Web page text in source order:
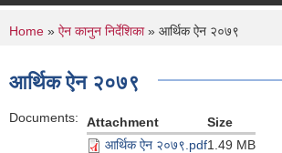
You are here
Home » ऐन कानुन निर्देशिका» आर्थिक ऐन २०७९
आर्थिक ऐन २०७९
Documents: Attachment
Size
आर्थिक ऐन २०७९.pdf1.49 MB